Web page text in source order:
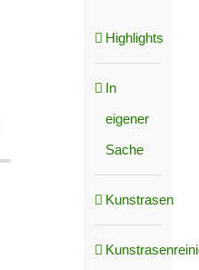
Highlights
In
eigener
Sache
Kunstrasen